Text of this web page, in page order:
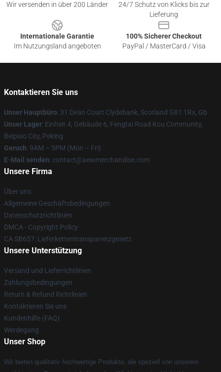
Wir versenden in über 200 Länder
24/7 Schutz von Klicks bis zur
Lieferung
Internationale Garantie
Im Nutzungsland angeboten
100% Sicherer Checkout
PayPal / MasterCard / Visa
Kontaktieren Sie uns
Unser Hauptbüro: 31 Dean Court Clydebank, Scotland G81 1Rx, Gb
Unser Lager: Einheit 4, Gebäude 6, Fengtai Road Kou Community,
Beipiao City, Peking
Geruch: 9AM – 5PM (Mon – Fri)
E-Mail senden: contact@aewmerchandise.com
Unsere Firma
Über uns
Allgemeine Geschäftsbedingungen
Datenschutzrichtlinien
DMCA - Copyright Policy
CA SB657: Lieferkettentransparenzgesetz
Unsere Unterstützung
Versand und Lieferrichtlinien
Zahlungsbedingungen
Return & Refund Richtlinien
Kontaktieren Sie uns
Kundenhilfe (FAQ)
Werdegang
Unser Shop
Wir bieten qualitativ hochwertige Produkte, die speziell von unserem